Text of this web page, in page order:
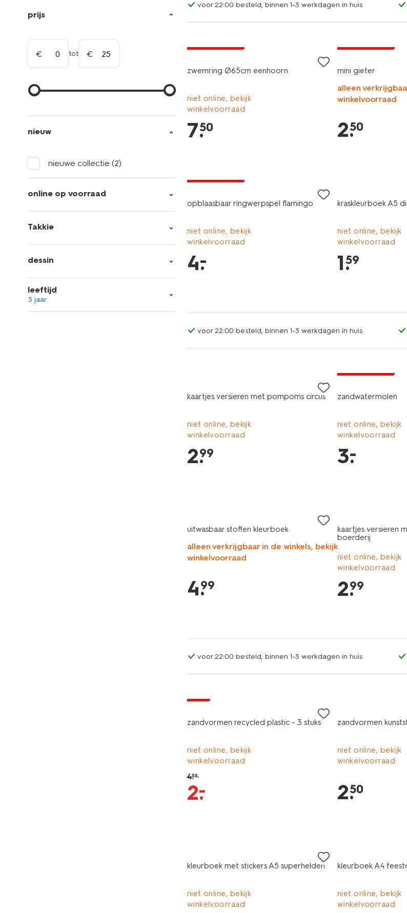
prijs
tot
nieuw
nieuwe collectie (2)
online op voorraad
Takkie
dessin
leeftijd
3 jaar
voor 22:00 besteld, binnen 1-3 werkdagen in huis
zwemring Ø65cm eenhoorn
niet online, bekijk
winkelvoorraad
7.
50
mini gieter
alleen
winkelvoorraad
2.
50
opblaasbaar ringwerpspel flamingo
niet online, bekijk
winkelvoorraad
4.
–
kraskleurboek A5
niet online, bekijk
winkelvoorraad
1.
59
voor 22:00 besteld, binnen 1-3 werkdagen in huis
kaartjes versieren met pompoms circus
niet online, bekijk
winkelvoorraad
2.
99
zandwatermolen
niet online, bekijk
winkelvoorraad
3.
–
uitwasbaar stoffen kleurboek
alleen verkrijgbaar in de winkels, bekijk
winkelvoorraad
4.
99
kaartjes versieren
boerderij
niet online, bekijk
winkelvoorraad
2.
99
voor 22:00 besteld, binnen 1-3 werkdagen in huis
zandvormen recycled plastic - 3 stuks
niet online, bekijk
winkelvoorraad
4.99
2.
–
zandvormen
niet online, bekijk
winkelvoorraad
2.
50
kleurboek met stickers A5 superhelden
niet online, bekijk
winkelvoorraad
kleurboek A4
niet online, bekijk
winkelvoorraad